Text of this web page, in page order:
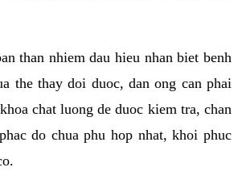
than nhiem dau hieu nhan biet benh
the thay doi duoc, dan ong can phai
chat luong de duoc kiem tra, chan
do chua phu hop nhat, khoi phuc